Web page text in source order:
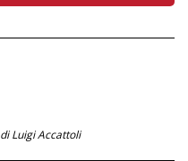
di Luigi Accattoli